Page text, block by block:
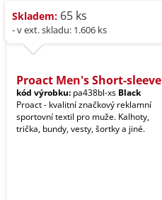
Skladem: 65 ks
- v ext. skladu: 1.606 ks
Proact Men's Short-sleeve
kód výrobku: pa438bl-xs Black
Proact - kvalitní značkový reklamní
sportovní textil pro muže. Kalhoty,
trička, bundy, vesty, šortky a jiné.